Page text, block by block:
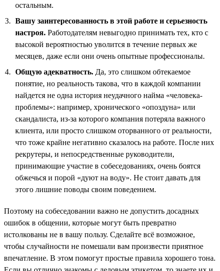
остальным.
Вашу заинтересованность в этой работе и серьезность
настроя. Работодателям невыгодно принимать тех, кто с
высокой вероятностью уволится в течение первых же
месяцев, даже если они очень опытные профессионалы.
Общую адекватность. Да, это слишком обтекаемое
понятие, но реальность такова, что в каждой компании
найдется не одна история неудачного найма «человека-
проблемы»: например, хронического «опоздуна» или
скандалиста, из-за которого компания потеряла важного
клиента, или просто слишком оторванного от реальности,
что тоже крайне негативно сказалось на работе. После них
рекрутеры, и непосредственные руководители,
принимающие участие в собеседованиях, очень боятся
обжечься и порой «дуют на воду». Не стоит давать для
этого лишние поводы своим поведением.
Поэтому на собеседовании важно не допустить досадных
ошибок в общении, которые могут быть превратно
истолкованы не в вашу пользу. Сделайте всё возможное,
чтобы случайности не помешали вам произвести приятное
впечатление. В этом помогут простые правила хорошего тона.